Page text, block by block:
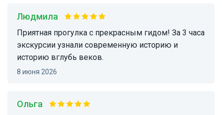
Людмила
Приятная прогулка с прекрасным гидом! За 3 часа
экскурсии узнали современную историю и
историю вглубь веков.
8 июня 2026
Ольга